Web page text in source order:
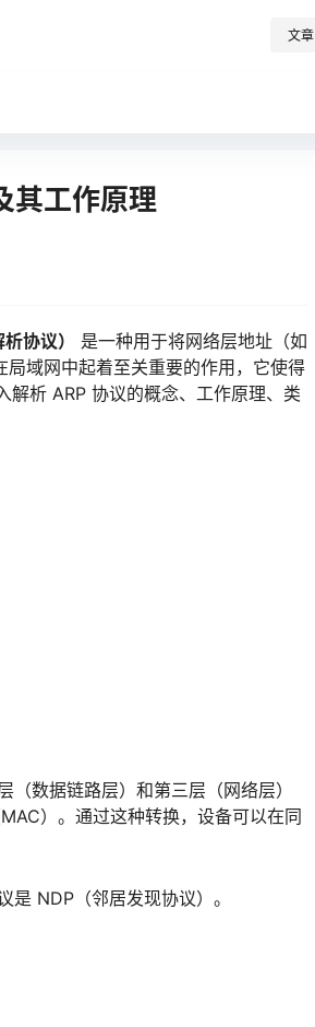
文章
其工作原理
协议）
是一种用于将网络层地址（如
域网中起着至关重要的作用，它使得
解析 ARP 协议的概念、工作原理、类
数据链路层）和第三层（网络层）
）。通过这种转换，设备可以在同
NDP（邻居发现协议）。